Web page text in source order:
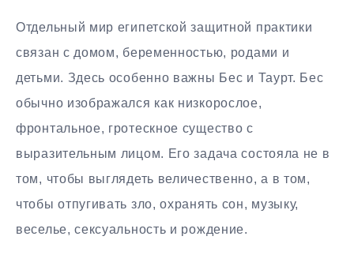
Отдельный мир египетской защитной практики
связан с домом, беременностью, родами и
детьми. Здесь особенно важны Бес и Таурт. Бес
обычно изображался как низкорослое,
фронтальное, гротескное существо с
выразительным лицом. Его задача состояла не в
том, чтобы выглядеть величественно, а в том,
чтобы отпугивать зло, охранять сон, музыку,
веселье, сексуальность и рождение.